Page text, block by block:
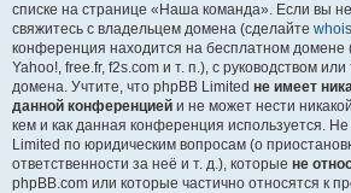
списке на странице «Наша команда». Если вы
свяжитесь с владельцем домена (сделайте
конференция находится на бесплатном домене
Yahoo!, free.fr, f2s.com и т. п.), с руководством
домена. Учтите, что phpBB Limited не имеет
данной конференцией и не может нести
кем и как данная конференция используется.
Limited по юридическим вопросам (о
ответственности за неё и т. д.), которые не
phpBB.com или которые частично относятся к